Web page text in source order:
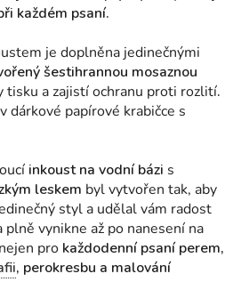
každém psaní.
je doplněna jedinečnými
šestihrannou mosaznou
tisku a zajistí ochranu proti rozlití.
dárkové papírové krabičce s
inkoust na vodní bázi s
leskem byl vytvořen tak, aby
styl a udělal vám radost
vynikne až po nanesení na
pro každodenní psaní perem,
, perokresbu a malování